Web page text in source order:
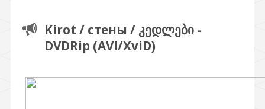
Kirot / стены / კედლები -
DVDRip (AVI/XviD)